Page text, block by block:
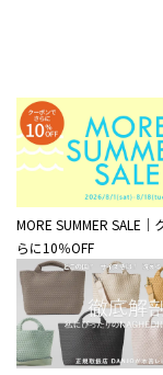
MORE SUMMER SALE｜
らに10％OFF